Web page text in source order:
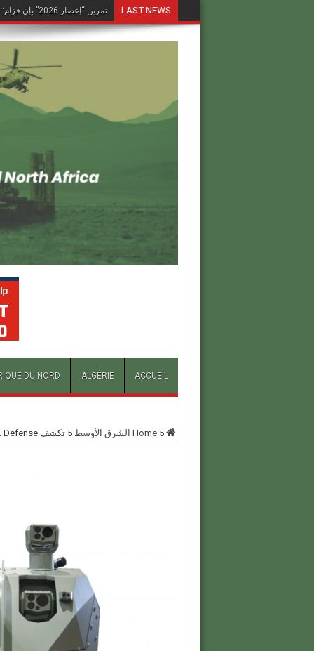
LAST NEWS تمرين “إعصار 2026” بإن قزام: طائرة كرونشتات أوريون مُصوَّرة في العملية
ACCUEIL
ALGÉRIE
DU NORD
Home5 الشرق الأوسط 5 تكشف John COCKERILL Defense عن أحدث منتجاتها